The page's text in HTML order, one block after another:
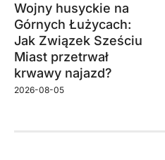
Wojny husyckie na
Górnych Łużycach:
Jak Związek Sześciu
Miast przetrwał
krwawy najazd?
2026-08-05